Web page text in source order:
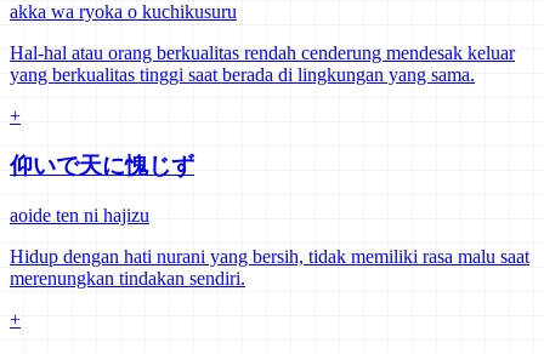
akka wa ryoka o kuchikusuru
Hal-hal atau orang berkualitas rendah cenderung mendesak keluar
yang berkualitas tinggi saat berada di lingkungan yang sama.
+
仰いで天に愧じず
aoide ten ni hajizu
Hidup dengan hati nurani yang bersih, tidak memiliki rasa malu saat
merenungkan tindakan sendiri.
+